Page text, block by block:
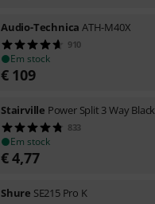
Audio-Technica ATH-M40X
910
Em stock
€ 109
Stairville Power Split 3 Way Black
833
Em stock
€4,77
Shure SE215 Pro K